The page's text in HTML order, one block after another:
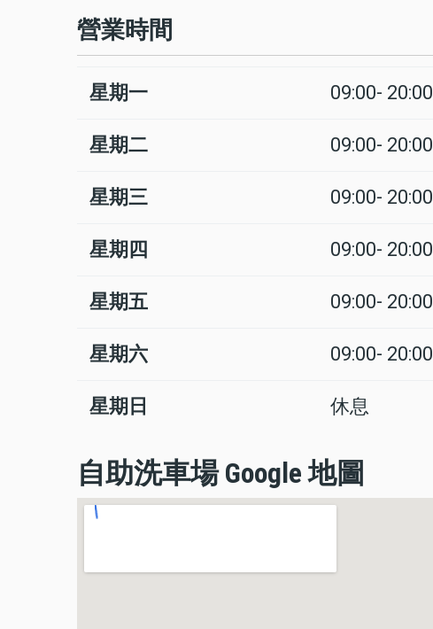
營業時間
日
Time
回
星期一 09:00- 20:00
星期二 09:00- 20:00
星期三 09:00- 20:00
星期四 09:00- 20:00
星期五 09:00- 20:00
星期六 09:00- 20:00
星期日 休息
自助洗車場 Google 地圖